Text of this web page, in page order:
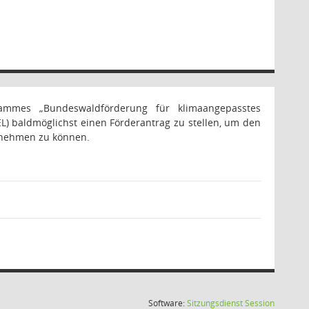
„Bundeswaldförderung für klimaangepasstes
baldmöglichst einen Förderantrag zu stellen, um den
zu können.
Software:SitzungsdienstSession(Wird in